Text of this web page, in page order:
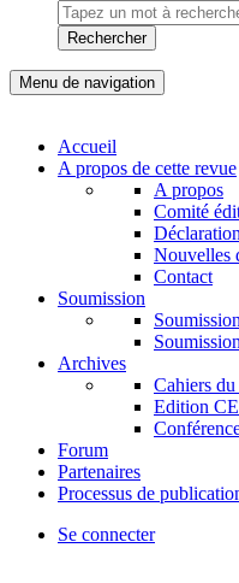
Rechercher
Menu de navigation
Accueil
A propos de cette revue
A propos
Comité
Nouvelles
Contact
Soumission
Archives
Cahiers
Edition
Forum
Partenaires
Processus de
Se connecter